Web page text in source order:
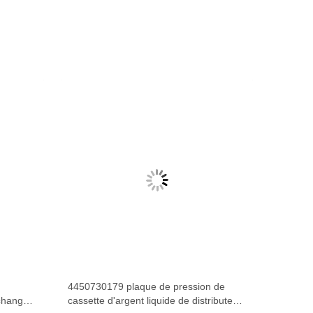
4450730179 plaque de pression de
cassette d'argent liquide de distributeur